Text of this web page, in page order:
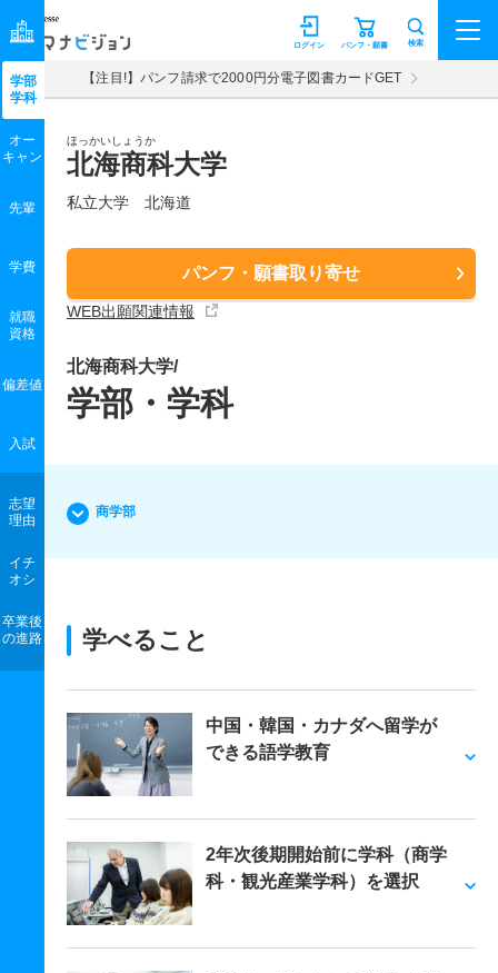
マナビジョン パンフ・願書
ログイン 検索
【注目!】パンフ請求で2000円分電子図書カードGET
ほっかいしょうか
北海商科大学
私立大学 北海道
パンフ・願書取り寄せ
WEB出願関連情報
学部
学科
オー
キャン
先輩
学費
就職
資格
偏差値
入試
志望
理由
イチ
オシ
卒業後
の進路
北海商科大学/
学部・学科
商学部
学べること
中国・韓国・カナダへ留学が
できる語学教育
2年次後期開始前に学科（商学
科・観光産業学科）を選択